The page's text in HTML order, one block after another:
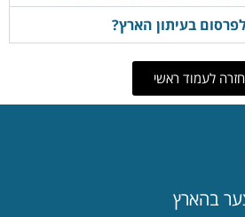
בעיתון הארץ?
חזרה לעמוד ראשי
בהארץ